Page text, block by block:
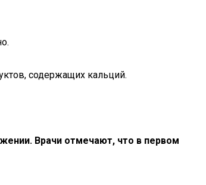
содержащих кальций.
Врачи отмечают, что в первом